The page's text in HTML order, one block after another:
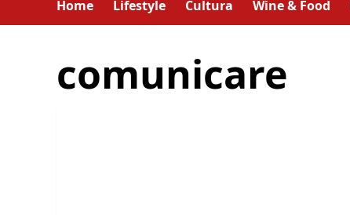
Home Lifestyle Cultura Wine & Food
comunicare